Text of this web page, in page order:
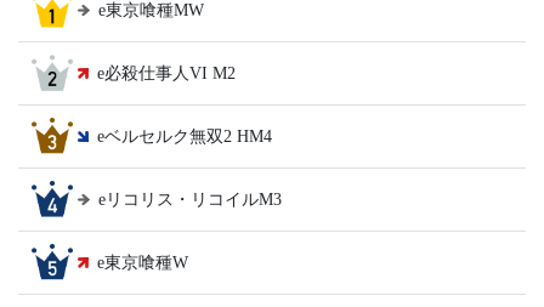
e東京喰種MW
e必殺仕事人VI M2
eベルセルク無双2 HM4
eリコリス・リコイルM3
e東京喰種W